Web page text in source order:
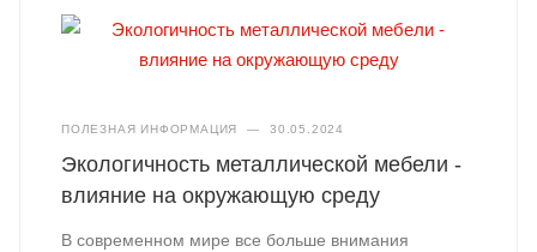
ПОЛЕЗНАЯ ИНФОРМАЦИЯ — 30.05.2024
Экологичность металлической мебели -
влияние на окружающую среду
В современном мире все больше внимания